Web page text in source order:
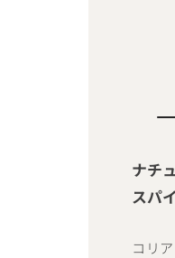
ナチ
スパ
コリ